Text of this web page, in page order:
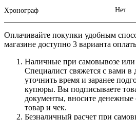
Хронограф Нет
Оплачивайте покупки удобным
магазине доступно 3 варианта
Наличные при самовывозе или
Специалист свяжется с вами в
уточнить время и заранее
купюры. Вы подписываете
документы, вносите денежные
товар и чек.
Безналичный расчет при